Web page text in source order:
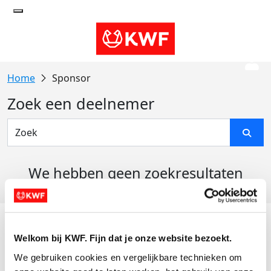
Welkom bij KWF. Fijn dat je onze website bezoekt.
We gebruiken cookies en vergelijkbare technieken om
Sponsor
Zoek een deelnemer
We hebben geen zoekresultaten
Actiematerialen
Evenementen